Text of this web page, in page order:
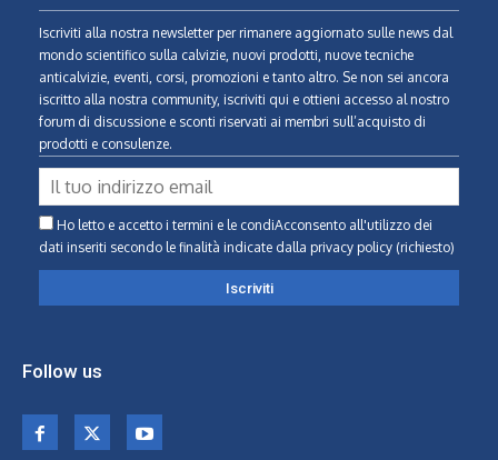
Iscriviti alla nostra newsletter per rimanere aggiornato sulle news dal
mondo scientifico sulla calvizie, nuovi prodotti, nuove tecniche
anticalvizie, eventi, corsi, promozioni e tanto altro. Se non sei ancora
iscritto alla nostra community, iscriviti qui e ottieni accesso al nostro
forum di discussione e sconti riservati ai membri sull’acquisto di
prodotti e consulenze.
Ho letto e accetto i termini e le condiAcconsento all'utilizzo dei
dati inseriti secondo le finalità indicate dalla privacy policy (richiesto)
Follow us